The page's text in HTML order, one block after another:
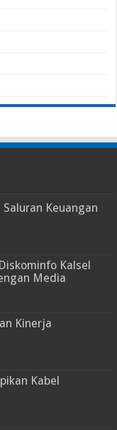
Saluran Keuangan
Kalsel
Media
Kinerja
Kabel